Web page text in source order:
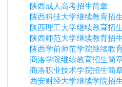
陕西成人高考招生简章
陕西科技大学继续教育招
陕西理工大学继续教育招
陕西师范大学继续教育招
陕西学前师范学院继续教
商洛学院继续教育招生简
商洛职业技术学院招生简
西安财经大学继续学院招